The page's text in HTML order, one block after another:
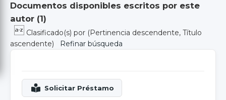
Documentos disponibles escritos por este
autor (1)
Clasificado(s) por (Pertinencia descendente, Título
ascendente)
Refinar búsqueda